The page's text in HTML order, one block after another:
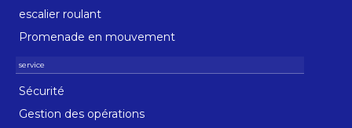
escalier roulant
Promenade en mouvement
Sécurité
Gestion des opérations